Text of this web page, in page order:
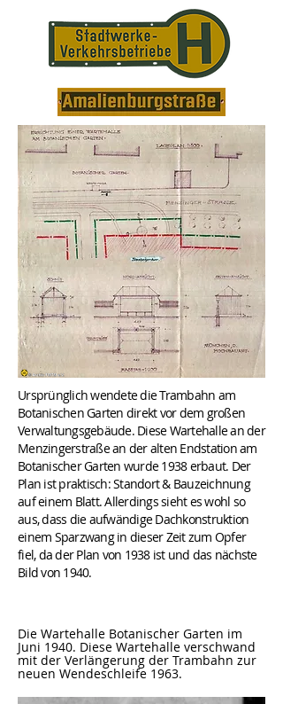
Ursprünglich wendete die Trambahn am
Botanischen Garten direkt vor dem großen
Verwaltungsgebäude. Diese Wartehalle an der
Menzingerstraße an der alten Endstation am
Botanischer Garten wurde 1938 erbaut. Der
Plan ist praktisch: Standort & Bauzeichnung
auf einem Blatt. Allerdings sieht es wohl so
aus, dass die aufwändige Dachkonstruktion
einem Sparzwang in dieser Zeit zum Opfer
fiel, da der Plan von 1938 ist und das nächste
Bild von 1940.
Die Wartehalle Botanischer Garten im
Juni 1940. Diese Wartehalle verschwand
mit der Verlängerung der Trambahn zur
neuen Wendeschleife 1963.